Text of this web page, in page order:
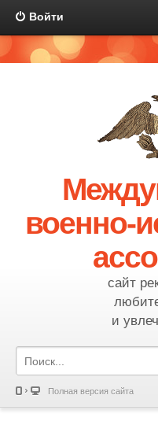
Войти
военно-
сайт
и
Полная версия сайта